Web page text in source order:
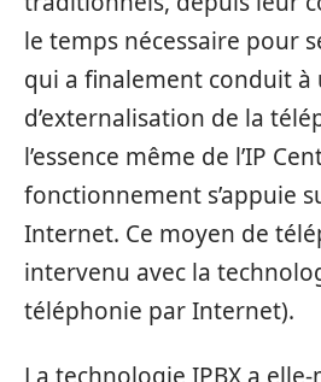
le temps nécessaire pour
qui a finalement conduit à
d’externalisation de la
l’essence même de l’IP
fonctionnement s’appuie
Internet. Ce moyen de
intervenu avec la
téléphonie par Internet).